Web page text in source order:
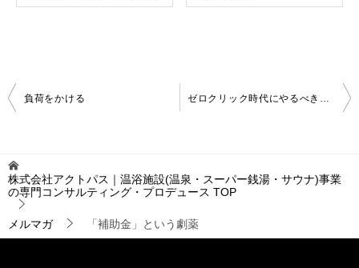
投
稿
ゲ
ー
シ
ョ
ン
負荷をかける ゼロクリック時代にやるべきこと～その4：MEO対策
株式会社アクトパス｜温浴施設(温泉・スーパー銭湯・サウナ)事業
の専門コンサルティング・プロデュース TOP
メルマガ 「補助金」という劇薬